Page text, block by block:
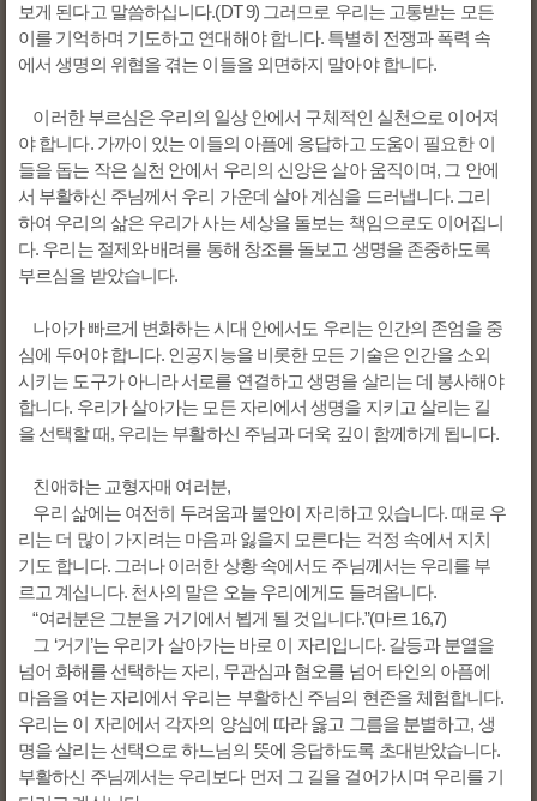
보게 된다고 말씀하십니다.(DT 9) 그러므로 우리는 고통받는 모든
이를 기억하며 기도하고 연대해야 합니다. 특별히 전쟁과 폭력 속
에서 생명의 위협을 겪는 이들을 외면하지 말아야 합니다.
이러한 부르심은 우리의 일상 안에서 구체적인 실천으로 이어져
야 합니다. 가까이 있는 이들의 아픔에 응답하고 도움이 필요한 이
들을 돕는 작은 실천 안에서 우리의 신앙은 살아 움직이며, 그 안에
서 부활하신 주님께서 우리 가운데 살아 계심을 드러냅니다. 그리
하여 우리의 삶은 우리가 사는 세상을 돌보는 책임으로도 이어집니
다. 우리는 절제와 배려를 통해 창조를 돌보고 생명을 존중하도록
부르심을 받았습니다.
나아가 빠르게 변화하는 시대 안에서도 우리는 인간의 존엄을 중
심에 두어야 합니다. 인공지능을 비롯한 모든 기술은 인간을 소외
시키는 도구가 아니라 서로를 연결하고 생명을 살리는 데 봉사해야
합니다. 우리가 살아가는 모든 자리에서 생명을 지키고 살리는 길
을 선택할 때, 우리는 부활하신 주님과 더욱 깊이 함께하게 됩니다.
친애하는 교형자매 여러분,
우리 삶에는 여전히 두려움과 불안이 자리하고 있습니다. 때로 우
리는 더 많이 가지려는 마음과 잃을지 모른다는 걱정 속에서 지치
기도 합니다. 그러나 이러한 상황 속에서도 주님께서는 우리를 부
르고 계십니다. 천사의 말은 오늘 우리에게도 들려옵니다.
“여러분은 그분을 거기에서 뵙게 될 것입니다.”(마르 16,7)
그 ‘거기’는 우리가 살아가는 바로 이 자리입니다. 갈등과 분열을
넘어 화해를 선택하는 자리, 무관심과 혐오를 넘어 타인의 아픔에
마음을 여는 자리에서 우리는 부활하신 주님의 현존을 체험합니다.
우리는 이 자리에서 각자의 양심에 따라 옳고 그름을 분별하고, 생
명을 살리는 선택으로 하느님의 뜻에 응답하도록 초대받았습니다.
부활하신 주님께서는 우리보다 먼저 그 길을 걸어가시며 우리를 기